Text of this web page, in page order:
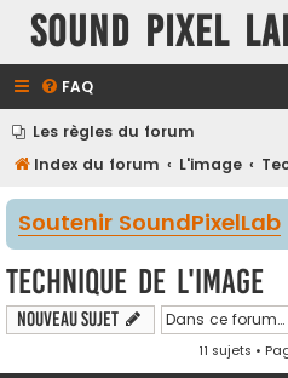
Sound Pixel
FAQ
Les règles du forum
Index du forum
L'image
Soutenir SoundPixelLab
Technique de l'image
Nouveau sujet
11 sujets •